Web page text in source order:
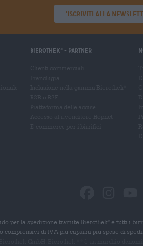
'Iscriviti alla
Bierothek - Partner
per la spedizione tramite Bierothek
e tutti i
comprensivi di IVA più caparra più spese di
marchio